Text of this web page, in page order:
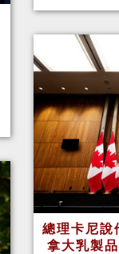
總理卡尼
拿大乳製